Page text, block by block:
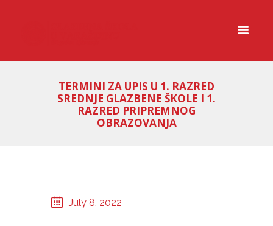
TERMINI ZA UPIS U 1. RAZRED
SREDNJE GLAZBENE ŠKOLE I 1.
RAZRED PRIPREMNOG
OBRAZOVANJA
July 8, 2022